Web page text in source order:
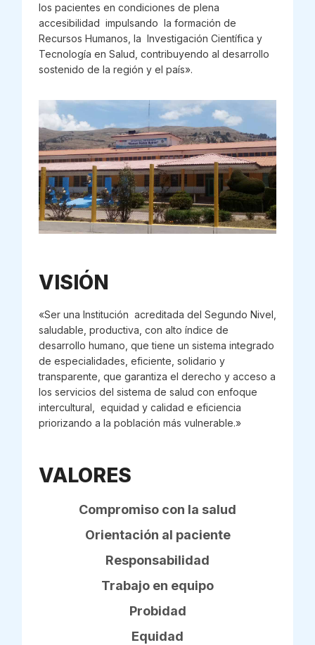
los pacientes en condiciones de plena
accesibilidad impulsando la formación de
Recursos Humanos, la Investigación Científica y
Tecnología en Salud, contribuyendo al desarrollo
sostenido de la región y el país».
VISIÓN
«Ser una Institución acreditada del Segundo Nivel,
saludable, productiva, con alto índice de
desarrollo humano, que tiene un sistema integrado
de especialidades, eficiente, solidario y
transparente, que garantiza el derecho y acceso a
los servicios del sistema de salud con enfoque
intercultural, equidad y calidad e eficiencia
priorizando a la población más vulnerable.»
VALORES
Compromiso con la salud
Orientación al paciente
Responsabilidad
Trabajo en equipo
Probidad
Equidad